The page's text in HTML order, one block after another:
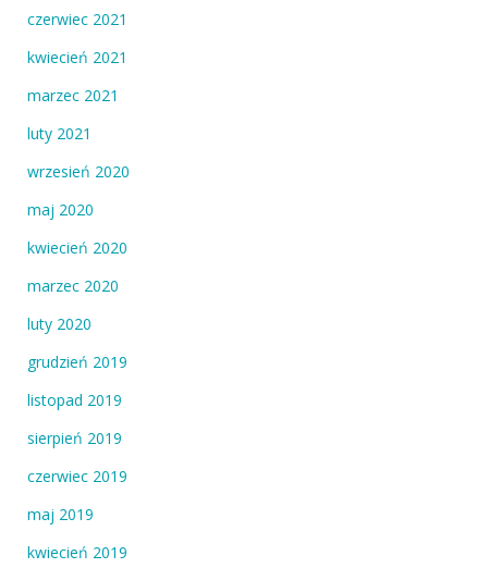
czerwiec 2021
kwiecień 2021
marzec 2021
luty 2021
wrzesień 2020
maj 2020
kwiecień 2020
marzec 2020
luty 2020
grudzień 2019
listopad 2019
sierpień 2019
czerwiec 2019
maj 2019
kwiecień 2019